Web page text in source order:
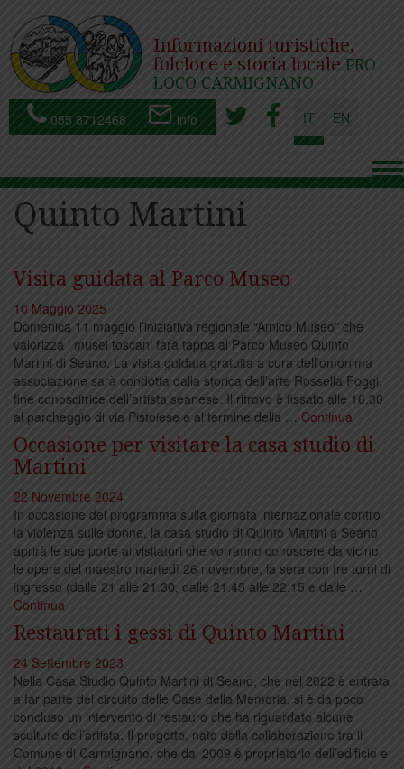
Informazioni turistiche,
folclore e storia locale PRO
LOCO CARMIGNANO
055 8712468 info IT EN
Quinto Martini
Visita guidata al Parco Museo
10 Maggio 2025
Domenica 11 maggio l’iniziativa regionale “Amico Museo” che
valorizza i musei toscani farà tappa al Parco Museo Quinto
Martini di Seano. La visita guidata gratuita a cura dell’omonima
associazione sarà condotta dalla storica dell’arte Rossella Foggi,
fine conoscitrice dell’artista seanese. Il ritrovo è fissato alle 16.30
al parcheggio di via Pistoiese e al termine della … Continua
Occasione per visitare la casa studio di
Martini
22 Novembre 2024
In occasione del programma sulla giornata internazionale contro
la violenza sulle donne, la casa studio di Quinto Martini a Seano
aprirà le sue porte ai visitatori che vorranno conoscere da vicino
le opere del maestro martedì 26 novembre, la sera con tre turni di
ingresso (dalle 21 alle 21.30, dalle 21.45 alle 22.15 e dalle …
Continua
Restaurati i gessi di Quinto Martini
24 Settembre 2023
Nella Casa Studio Quinto Martini di Seano, che nel 2022 è entrata
a far parte del circuito delle Case della Memoria, si è da poco
concluso un intervento di restauro che ha riguardato alcune
sculture dell’artista. Il progetto, nato dalla collaborazione tra il
Comune di Carmignano, che dal 2009 è proprietario dell’edificio e